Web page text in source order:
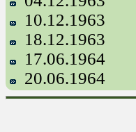
10.12.1963
18.12.1963
17.06.1964
20.06.1964